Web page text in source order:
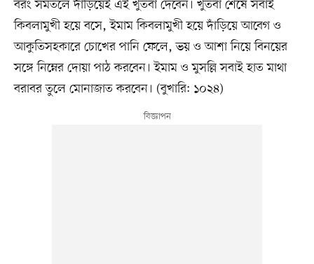
বরং সমতলে দাঁড়িয়েই এই খুতবা দেবেন। খুতবা শেষে সবাই
কিবলামুখী হয়ে বসে, ইমাম কিবলামুখী হয়ে দাঁড়িয়ে আবেগ ও
আকুতিসহকারে চোখের পানি ফেলে, ভয় ও আশা নিয়ে বিনয়ের
সঙ্গে নিম্নের দোয়া পাঠ করবেন। ইমাম ও মুসল্লি সবাই হাত মাথা
বরাবর তুলে মোনাজাত করবেন। (বুখারি: ১০২৪)